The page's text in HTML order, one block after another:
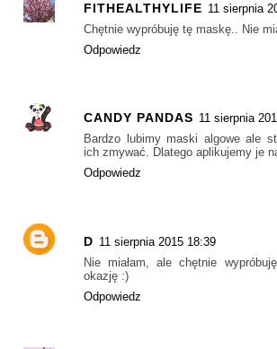
FITHEALTHYLIFE 11 sierpnia
Chętnie wypróbuję tę maskę.. Nie
Odpowiedz
CANDY PANDAS 11 sierpnia
Bardzo lubimy maski algowe ale
ich zmywać. Dlatego aplikujemy je
Odpowiedz
D 11 sierpnia 2015 18:39
Nie miałam, ale chętnie
okazję :)
Odpowiedz